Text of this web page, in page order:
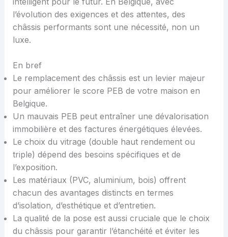
l’évolution des exigences et des attentes, des
châssis performants sont une nécessité, non un
luxe.
En bref
Le remplacement des châssis est un levier majeur
pour améliorer le score PEB de votre maison en
Belgique.
Un mauvais PEB peut entraîner une dévalorisation
immobilière et des factures énergétiques élevées.
Le choix du vitrage (double haut rendement ou
triple) dépend des besoins spécifiques et de
l’exposition.
Les matériaux (PVC, aluminium, bois) offrent
chacun des avantages distincts en termes
d’isolation, d’esthétique et d’entretien.
La qualité de la pose est aussi cruciale que le choix
du châssis pour garantir l’étanchéité et éviter les